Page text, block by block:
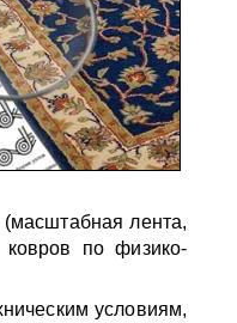
лента,
ковров по физико-
условиям,